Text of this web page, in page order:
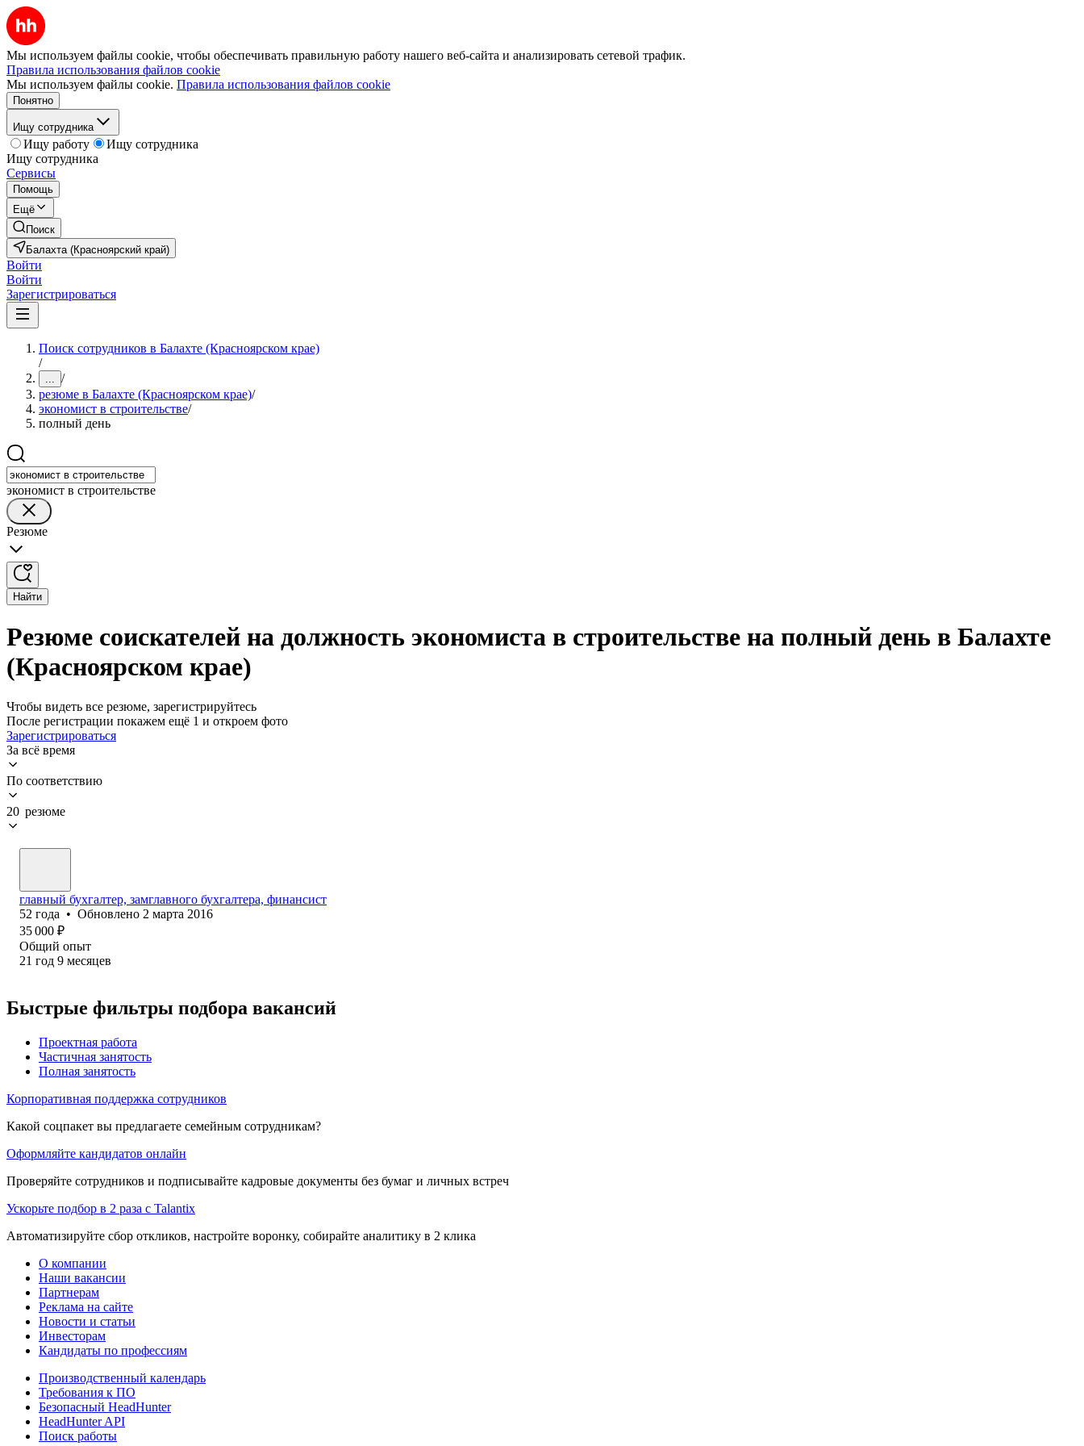
Мы используем файлы cookie, чтобы обеспечивать правильную работу нашего веб-сайта и анализировать сетевой трафик.
Правила использования файлов cookie
Мы используем файлы cookie. Правила использования файлов cookie
Понятно
Ищу сотрудника
Ищу работу
Ищу сотрудника
Ищу сотрудника
Сервисы
Помощь
Ещё
Поиск
Балахта (Красноярский край)
Войти
Войти
Зарегистрироваться
Поиск сотрудников в Балахте (Красноярском крае)
/
... /
резюме в Балахте (Красноярском крае)/
экономист в строительстве/
полный день
экономист в строительстве
Резюме
Найти
Резюме соискателей на должность экономиста в строительстве на полный день в Балахте
(Красноярском крае)
Чтобы видеть все резюме, зарегистрируйтесь
После регистрации покажем ещё 1 и откроем фото
Зарегистрироваться
За всё время
По соответствию
20 резюме
главный бухгалтер, замглавного бухгалтера, финансист
52 года • Обновлено 2 марта 2016
35 000 ₽
Общий опыт
21 год 9 месяцев
Быстрые фильтры подбора вакансий
Проектная работа
Частичная занятость
Полная занятость
Корпоративная поддержка сотрудников
Какой соцпакет вы предлагаете семейным сотрудникам?
Оформляйте кандидатов онлайн
Проверяйте сотрудников и подписывайте кадровые документы без бумаг и личных встреч
Ускорьте подбор в 2 раза с Talantix
Автоматизируйте сбор откликов, настройте воронку, собирайте аналитику в 2 клика
О компании
Наши вакансии
Партнерам
Реклама на сайте
Новости и статьи
Инвесторам
Кандидаты по профессиям
Производственный календарь
Требования к ПО
Безопасный HeadHunter
HeadHunter API
Поиск работы